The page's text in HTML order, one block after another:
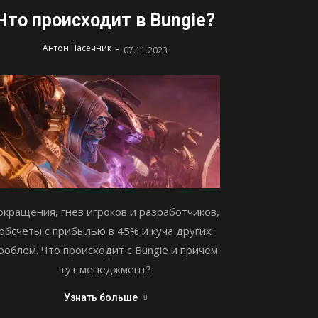
происходит в Bungie?
Антон Пасечник - 07.11.2023
гнев игроков и разработчиков,
с прибылью в 45% и куча других
Что происходит с Bungie и причем
тут менеджмент?
Узнать больше